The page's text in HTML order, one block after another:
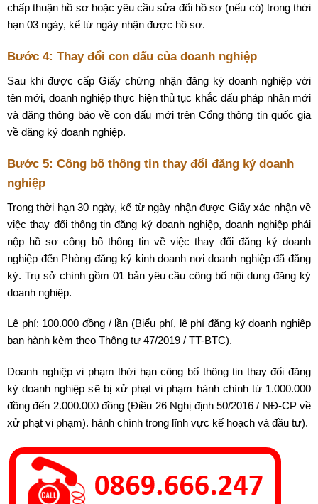
chấp thuận hồ sơ hoặc yêu cầu sửa đổi hồ sơ (nếu có) trong thời
hạn 03 ngày, kể từ ngày nhận được hồ sơ.
Bước 4: Thay đổi con dấu của doanh nghiệp
Sau khi được cấp Giấy chứng nhận đăng ký doanh nghiệp với
tên mới, doanh nghiệp thực hiện thủ tục khắc dấu pháp nhân mới
và đăng thông báo về con dấu mới trên Cổng thông tin quốc gia
về đăng ký doanh nghiệp.
Bước 5: Công bố thông tin thay đổi đăng ký doanh
nghiệp
Trong thời hạn 30 ngày, kể từ ngày nhận được Giấy xác nhận về
việc thay đổi thông tin đăng ký doanh nghiệp, doanh nghiệp phải
nộp hồ sơ công bố thông tin về việc thay đổi đăng ký doanh
nghiệp đến Phòng đăng ký kinh doanh nơi doanh nghiệp đã đăng
ký. Trụ sở chính gồm 01 bản yêu cầu công bố nội dung đăng ký
doanh nghiệp.
Lệ phí: 100.000 đồng / lần (Biểu phí, lệ phí đăng ký doanh nghiệp
ban hành kèm theo Thông tư 47/2019 / TT-BTC).
Doanh nghiệp vi phạm thời hạn công bố thông tin thay đổi đăng
ký doanh nghiệp sẽ bị xử phạt vi phạm hành chính từ 1.000.000
đồng đến 2.000.000 đồng (Điều 26 Nghị định 50/2016 / NĐ-CP về
xử phạt vi phạm). hành chính trong lĩnh vực kế hoạch và đầu tư).